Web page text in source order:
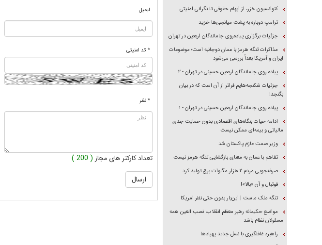
ایمیل
* کد امنیتی
* نظر
تعداد کارکتر های مجاز ( 200 )
کنوانسیون خزر، از ابهام حقوقی تا نگرانی امنیتی
ترامپ دوباره به پشت میانجی‌ها خزید
جزئیات برگزاری پیاده‌روی جاماندگان اربعین در تهران
مذاکرات تنگه هرمز با عمان دوجانبه است؛ موضوعات
ایران و آمریکا بعداً بررسی می‌شود
پیاده روی جاماندگان اربعین حسینی در تهران - ۲
جزئیات شکنجه‌هایم فراتر از آن است که در بیان
بگنجد!
پیاده روی جاماندگان اربعین حسینی در تهران - ۱
ادامه حیات بنگاه‌های اقتصادی بدون حمایت جدی
مالیاتی و بیمه‌ای ممکن نیست
وزیر صمت عازم پاکستان شد
تفاهم با عمان به معنای بازگشایی تنگه هرمز نیست
صرفه‌جویی مردم ۲ هزار مگاوات برق تولید کرد
فوتبال و آن «بالا»!
تنگه ملک ماست | این‌بار بدون حتی نظر امریکا
مواضع حکیمانه رهبر معظم انقلاب، نصب العین همه
مسئولان نظام باشد
راهبرد غافلگیری با نسل جدید پهپاد‌ها